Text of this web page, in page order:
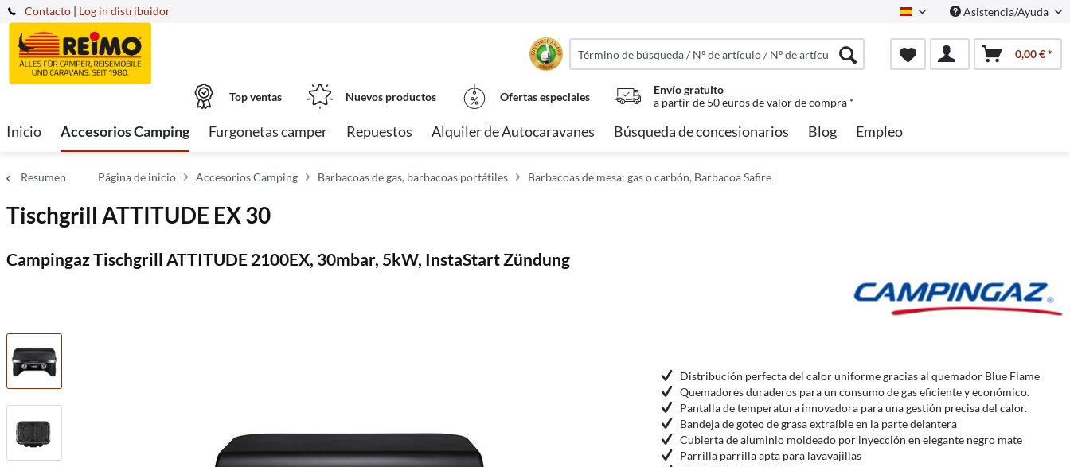
Contacto Spanisch Asistencia/Ayuda
| Log in distribuidor
0,00 € *
Top ventas Nuevos productos Ofertas especiales
Envío gratuito
a partir de 50 euros de valor de compra *
Inicio Accesorios Camping Furgonetas camper Repuestos Alquiler de Autocaravanes Búsqueda de concesionarios Blog Empleo
Resumen Página de inicio Accesorios Camping Barbacoas de gas, barbacoas portátiles Barbacoas de mesa: gas o carbón, Barbacoa Safire
Tischgrill ATTITUDE EX 30
Campingaz Tischgrill ATTITUDE 2100EX, 30mbar, 5kW, InstaStart Zündung
Distribución perfecta del calor uniforme gracias al quemador Blue Flame
Quemadores duraderos para un consumo de gas eficiente y económico.
Pantalla de temperatura innovadora para una gestión precisa del calor.
Bandeja de goteo de grasa extraíble en la parte delantera
Cubierta de aluminio moldeado por inyección en elegante negro mate
Parrilla parrilla apta para lavavajillas